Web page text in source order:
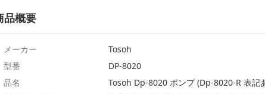
品概要
メーカー
Tosoh
型番
DP-8020
品名
Tosoh Dp-8020 ポンプ (Dp-8020-R 表記